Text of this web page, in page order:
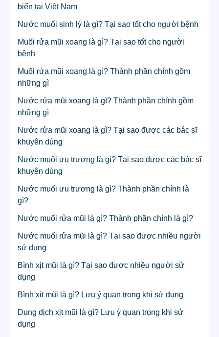
biến tại Việt Nam
Nước muối sinh lý là gì? Tại sao tốt cho người bệnh
Muối rửa mũi xoang là gì? Tại sao tốt cho người
bệnh
Muối rửa mũi xoang là gì? Thành phần chính gồm
những gì
Nước rửa mũi xoang là gì? Thành phần chính gồm
những gì
Nước rửa mũi xoang là gì? Tại sao được các bác sĩ
khuyên dùng
Nước muối ưu trương là gì? Tại sao được các bác sĩ
khuyên dùng
Nước muối ưu trương là gì? Thành phần chính là
gì?
Nước muối rửa mũi là gì? Thành phần chính là gì?
Nước muối rửa mũi là gì? Tại sao được nhiều người
sử dụng
Bình xịt mũi là gì? Tại sao được nhiều người sử
dụng
Bình xịt mũi là gì? Lưu ý quan trọng khi sử dụng
Dung dịch xịt mũi là gì? Lưu ý quan trọng khi sử
dụng